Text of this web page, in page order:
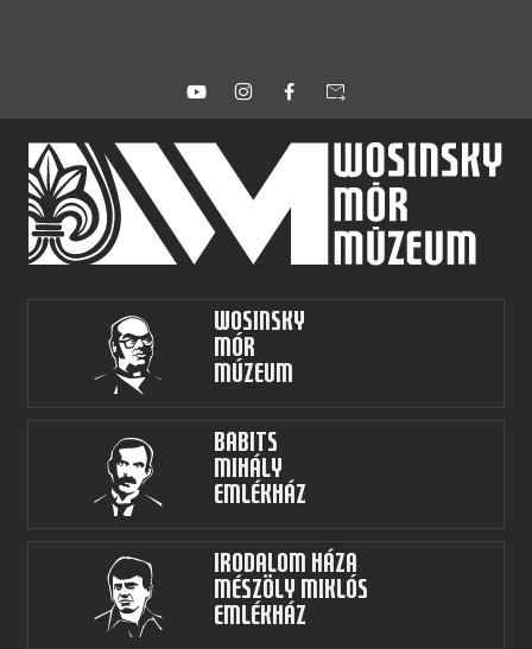
forward_to_inbox
Wosinsky
Mór
Múzeum
Babits
Mihály
Emlékház
Irodalom Háza
Mészöly Miklós
Emlékház